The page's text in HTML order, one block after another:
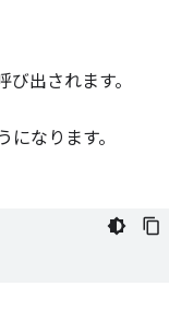
出されます。
になります。